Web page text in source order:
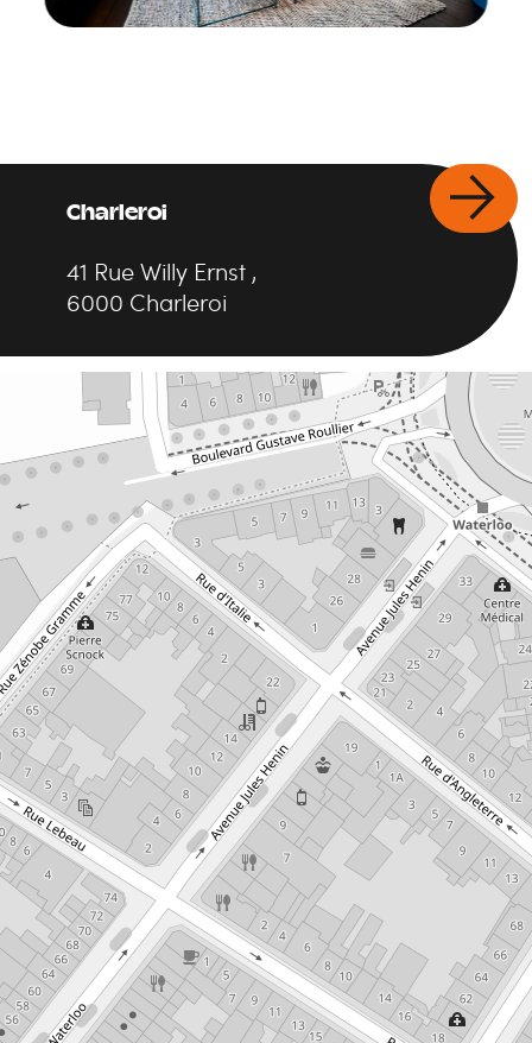
Charleroi
41 Rue Willy Ernst ,
6000 Charleroi